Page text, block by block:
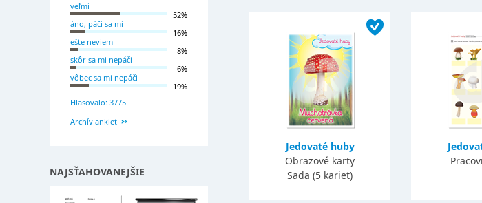
Jedovaté huby
Obrazové karty
Sada (5 kariet)
veľmi
52%
áno, páči sa mi
16%
ešte neviem
8%
skôr sa mi nepáči
6%
vôbec sa mi nepáči
19%
Hlasovalo: 3775
Archív ankiet
NAJSŤAHOVANEJŠIE